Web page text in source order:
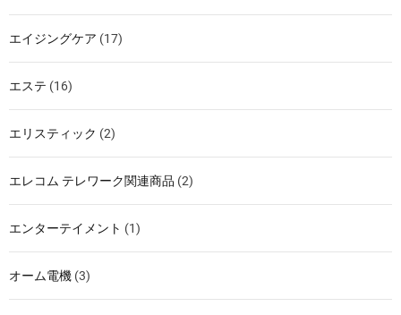
エイジングケア (17)
エステ (16)
エリスティック (2)
エレコム テレワーク関連商品 (2)
エンターテイメント (1)
オーム電機 (3)